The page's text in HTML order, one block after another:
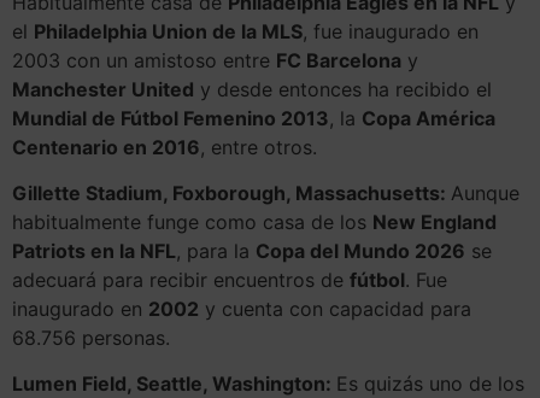
el Philadelphia Union de la MLS, fue inaugurado en
2003 con un amistoso entre FC Barcelona y
Manchester United y desde entonces ha recibido el
Mundial de Fútbol Femenino 2013, la Copa América
Centenario en 2016, entre otros.
Gillette Stadium, Foxborough, Massachusetts: Aunque
habitualmente funge como casa de los New England
Patriots en la NFL, para la Copa del Mundo 2026 se
adecuará para recibir encuentros de fútbol. Fue
inaugurado en 2002 y cuenta con capacidad para
68.756 personas.
Lumen Field, Seattle, Washington: Es quizás uno de los